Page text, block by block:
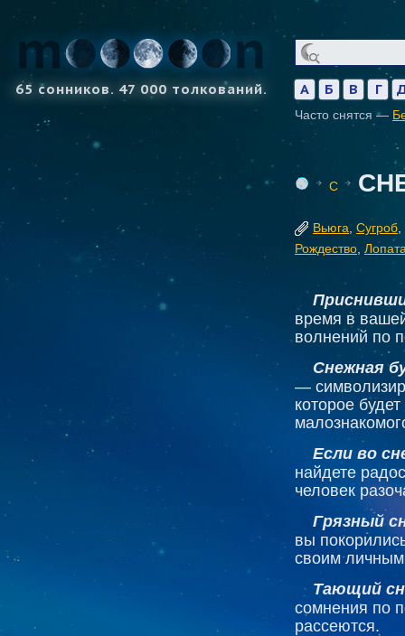
65 сонников. 47 000 толкований. А Б В Г
Часто снятся —
С
Вьюга Сугроб
Рождество
время в
волнений по
Снежная
—
которое
Если во
найдете
человек
Грязный
вы
своим
Тающий
сомнения по
рассеются.